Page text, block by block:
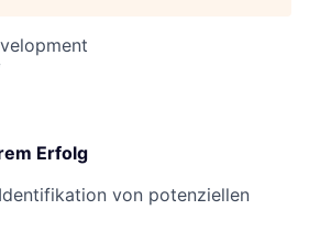
Erfolg
von potenziellen